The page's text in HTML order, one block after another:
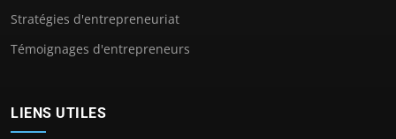
Stratégies d'entrepreneuriat
Témoignages d'entrepreneurs
LIENS UTILES